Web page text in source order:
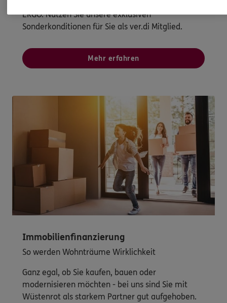
ERGO. Nutzen Sie unsere exklusiven
Sonderkonditionen für Sie als ver.di Mitglied.
Mehr erfahren
Immobilienfinanzierung
So werden Wohnträume Wirklichkeit
Ganz egal, ob Sie kaufen, bauen oder
modernisieren möchten - bei uns sind Sie mit
Wüstenrot als starkem Partner gut aufgehoben.